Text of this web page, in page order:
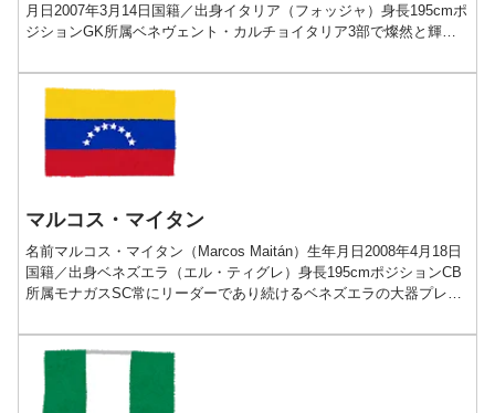
月日2007年3月14日国籍／出身イタリア（フォッジャ）身長195cmポ
ジションGK所属ベネヴェント・カルチョイタリア3部で燦然と輝く
マルコス・マイタン
名前マルコス・マイタン（Marcos Maitán）生年月日2008年4月18日
国籍／出身ベネズエラ（エル・ティグレ）身長195cmポジションCB
所属モナガスSC常にリーダーであり続けるベネズエラの大器プレー